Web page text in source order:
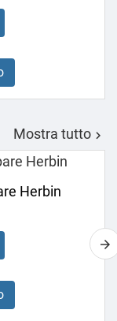
Mostra tutto 
Herbin